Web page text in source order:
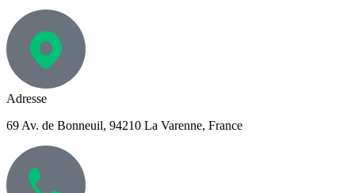
Adresse
69 Av. de Bonneuil, 94210 La Varenne, France